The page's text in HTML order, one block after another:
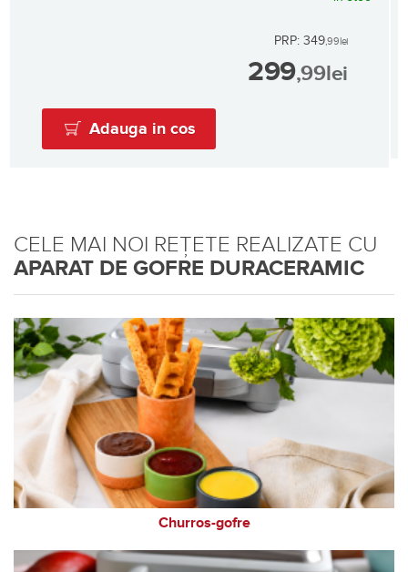
PRP: 349,99lei
299,99lei
Adauga in cos
CELE MAI NOI REȚETE REALIZATE CU
APARAT DE GOFRE DURACERAMIC
Churros-gofre